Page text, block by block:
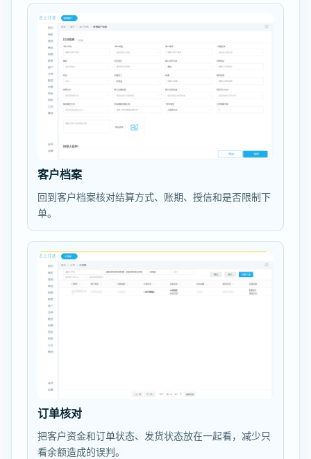
客户档案
回到客户档案核对结算方式、账期、授信和是否限制下
单。
订单核对
把客户资金和订单状态、发货状态放在一起看，减少只
看余额造成的误判。